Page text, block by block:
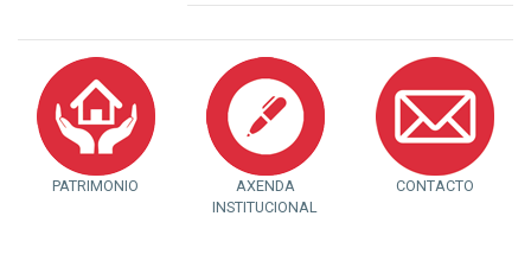
PATRIMONIO
AXENDA
INSTITUCIONAL
CONTACTO